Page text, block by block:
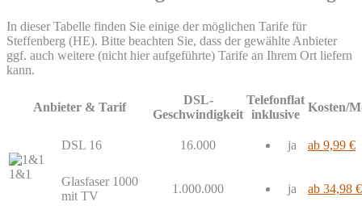
In dieser Tabelle finden Sie einige der möglichen Tarife für
Steffenberg (HE). Bitte beachten Sie, dass der gewählte Anbieter
ggf. auch weitere (nicht hier aufgeführte) Tarife an Ihrem Ort liefern
kann.
Anbieter & Tarif
DSL-
Geschwindigkeit
Telefonflat
inklusive
Kosten/
1&1
DSL 16 16.000 ja ab 9,99 €
Glasfaser 1000
mit TV
1.000.000 ja ab 34,98 €